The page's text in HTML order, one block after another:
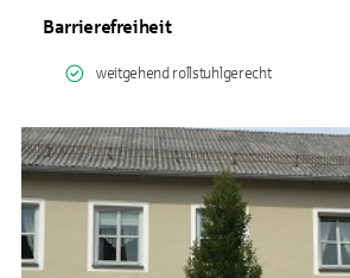
Barrierefreiheit
weitgehend rollstuhlgerecht